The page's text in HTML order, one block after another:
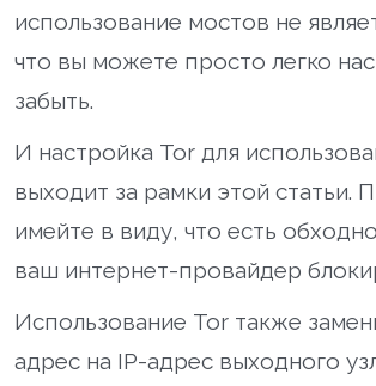
использование мостов не
что вы можете просто легко
забыть.
И настройка Tor для
выходит за рамки этой статьи.
имейте в виду, что есть
ваш интернет-провайдер
Использование Tor также
адрес на IP-адрес выходного